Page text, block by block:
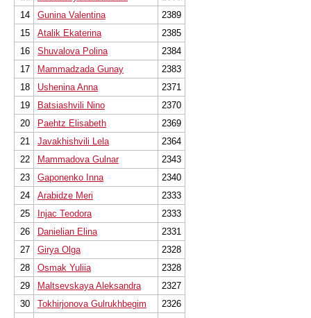
14
Gunina Valentina
2389
15
Atalik Ekaterina
2385
16
Shuvalova Polina
2384
17
Mammadzada Gunay
2383
18
Ushenina Anna
2371
19
Batsiashvili Nino
2370
20
Paehtz Elisabeth
2369
21
Javakhishvili Lela
2364
22
Mammadova Gulnar
2343
23
Gaponenko Inna
2340
24
Arabidze Meri
2333
25
Injac Teodora
2333
26
Danielian Elina
2331
27
Girya Olga
2328
28
Osmak Yuliia
2328
29
Maltsevskaya Aleksandra
2327
30
Tokhirjonova Gulrukhbegim
2326